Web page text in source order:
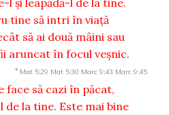
tine să intri în viaţă
să ai două mâini sau
aruncat în focul veşnic.
* Mat 5:29 Mat 5:30 Marc 9:43 Marc 9:45
face să cazi în păcat,
de la tine. Este mai bine